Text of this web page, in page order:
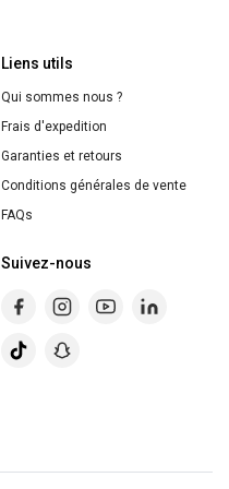
Liens utils
Qui sommes nous ?
Frais d'expedition
Garanties et retours
Conditions générales de vente
FAQs
Suivez-nous